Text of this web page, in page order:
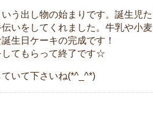
う出し物の始まりです。誕生児た
いをしてくれました。牛乳や小麦
生日ケーキの完成です！
してもらって終了です☆
いて下さいね(*^_^*)